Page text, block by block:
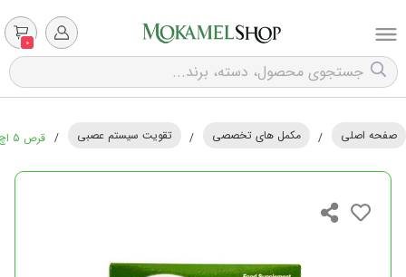
0
صفحه اصلی / مکمل های تخصصی / تقویت سیستم عصبی / قرص 5 اچ تی پی (5-HTP) یوروویتال - 60 عددی